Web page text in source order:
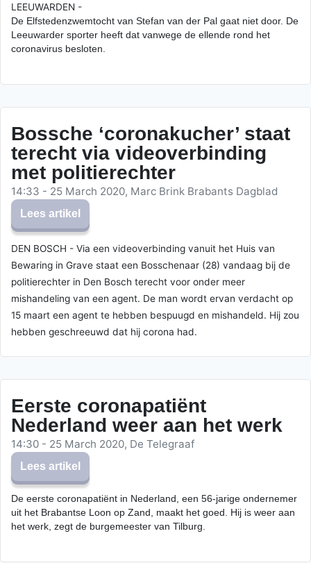
LEEUWARDEN -
De Elfstedenzwemtocht van Stefan van der Pal gaat niet door. De
Leeuwarder sporter heeft dat vanwege de ellende rond het
coronavirus besloten.
Bossche ‘coronakucher’ staat
terecht via videoverbinding
met politierechter
14:33 - 25 March 2020, Marc Brink Brabants Dagblad
Lees artikel
DEN BOSCH - Via een videoverbinding vanuit het Huis van
Bewaring in Grave staat een Bosschenaar (28) vandaag bij de
politierechter in Den Bosch terecht voor onder meer
mishandeling van een agent. De man wordt ervan verdacht op
15 maart een agent te hebben bespuugd en mishandeld. Hij zou
hebben geschreeuwd dat hij corona had.
Eerste coronapatiënt
Nederland weer aan het werk
14:30 - 25 March 2020, De Telegraaf
Lees artikel
De eerste coronapatiënt in Nederland, een 56-jarige ondernemer
uit het Brabantse Loon op Zand, maakt het goed. Hij is weer aan
het werk, zegt de burgemeester van Tilburg.